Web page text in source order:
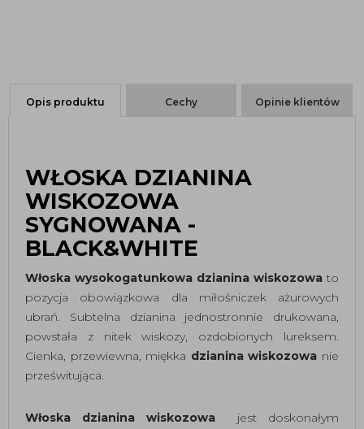
Opis produktu Cechy Opinie klientów
WŁOSKA DZIANINA
WISKOZOWA
SYGNOWANA -
BLACK&WHITE
Włoska wysokogatunkowa dzianina wiskozowa to
pozycja obowiązkowa dla miłośniczek ażurowych
ubrań. Subtelna dzianina jednostronnie drukowana,
powstała z nitek wiskozy, ozdobionych lureksem.
Cienka, przewiewna, miękka dzianina wiskozowa nie
prześwitująca.
Włoska dzianina wiskozowajest doskonałym